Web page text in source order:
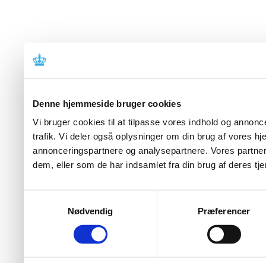
Denne hjemmeside bruger cookies
Vi bruger cookies til at tilpasse vores indhold og
trafik. Vi deler også oplysninger om din brug af vores
annonceringspartnere og analysepartnere. Vores
dem, eller som de har indsamlet fra din brug af deres
Nødvendig
Præferencer